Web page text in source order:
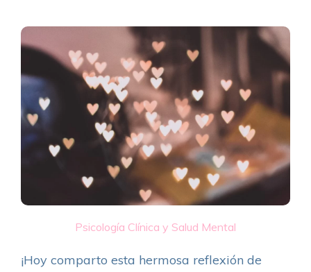
Psicología Clínica y Salud Mental
¡Hoy comparto esta hermosa reflexión de